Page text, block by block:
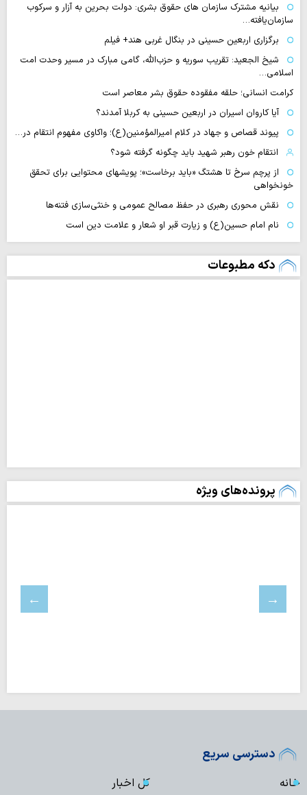
بیانیه مشترک سازمان های حقوق بشری: دولت بحرین به آزار و سرکوب
سازمان‌یافته…
برگزاری اربعین حسینی در بنگال غربی هند+ فیلم
شیخ الجعید: تقریب سوریه و حزب‌الله، گامی مبارک در مسیر وحدت امت
اسلامی…
کرامت انسانی؛ حلقه مفقوده حقوق بشر معاصر است
آیا کاروان اسیران در اربعین حسینی به کربلا آمدند؟
پیوند قصاص و جهاد در کلام امیرالمؤمنین(ع)؛ واکاوی مفهوم انتقام در…
انتقام خون رهبر شهید باید چگونه گرفته شود؟
از پرچم سرخ تا هشتگ «باید برخاست»؛ پویشهای محتوایی برای تحقق
خونخواهی
نقش محوری رهبری در حفظ مصالح عمومی و خنثی‌سازی فتنه‌ها
نام امام حسین(ع) و زیارت قبر او شعار و علامت دین است
دکه مطبوعات
پرونده‌های ویژه
دسترسی سریع
خانه
کل اخبار